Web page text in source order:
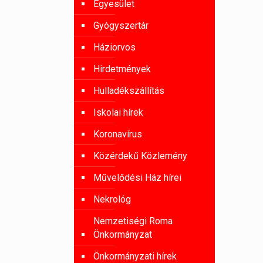
Egyesület
Gyógyszertár
Háziorvos
Hirdetmények
Hulladékszállítás
Iskolai hírek
Koronavírus
Közérdekű Közlemény
Művelődési Ház hírei
Nekrológ
Nemzetiségi Roma
Önkormányzat
Önkormányzati hírek